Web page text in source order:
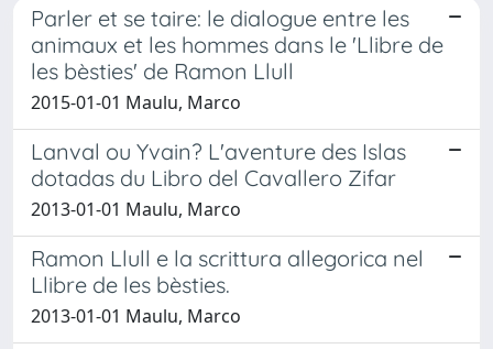
Parler et se taire: le dialogue entre les
animaux et les hommes dans le 'Llibre de
les bèsties' de Ramon Llull
2015-01-01 Maulu, Marco
Lanval ou Yvain? L'aventure des Islas
dotadas du Libro del Cavallero Zifar
2013-01-01 Maulu, Marco
Ramon Llull e la scrittura allegorica nel
Llibre de les bèsties.
2013-01-01 Maulu, Marco